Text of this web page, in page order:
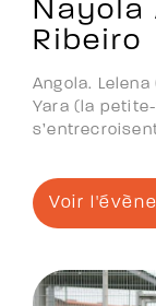
Nayola
Ribeiro
Angola.
Yara (la
Voir